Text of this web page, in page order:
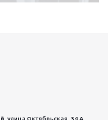
улица Октябрьская, 34 А